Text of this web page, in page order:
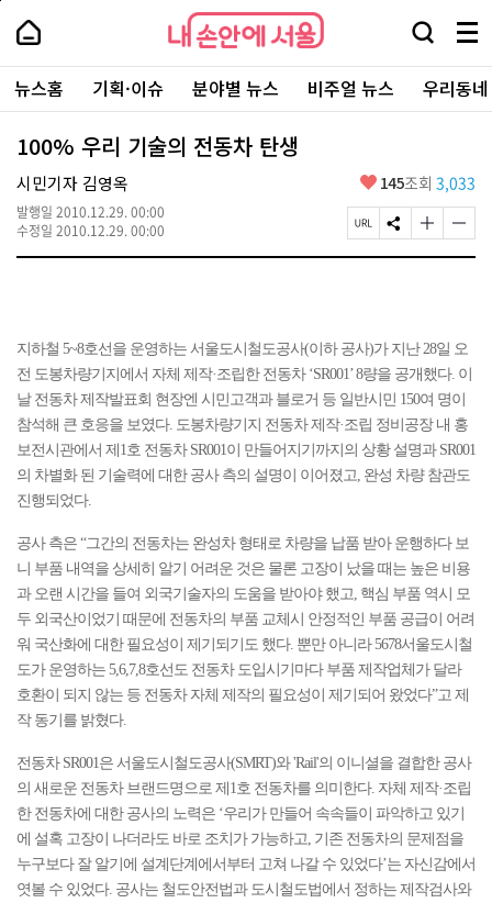
본
로
가
내
손
안
에
서
울
-
서
울
시
대
표
소
내
손
에
울
검
창
열
기
메
뉴
전
체
보
주
요
서
뉴스홈 기획·이슈 분야별 뉴스 비주얼 뉴스 우리동
100% 우리 기술의 전동차 탄생
시민기자 김영옥
발행일 2010.12.29. 00:00
수정일 2010.12.29. 00:00
좋
요
145조회 3,033
페
이
복
사
S
N
기
글
자
변
경
하
기
글
자
변
경
하
기
지하철 5~8호선을 운영하는 서울도시철도공사(이하 공사)가 지난 28일 오
전 도봉차량기지에서 자체 제작·조립한 전동차 ‘SR001’ 8량을 공개했다. 이
날 전동차 제작발표회 현장엔 시민고객과 블로거 등 일반시민 150여 명이
참석해 큰 호응을 보였다. 도봉차량기지 전동차 제작·조립 정비공장 내 홍
보전시관에서 제1호 전동차 SR001이 만들어지기까지의 상황 설명과 SR001
의 차별화 된 기술력에 대한 공사 측의 설명이 이어졌고, 완성 차량 참관도
진행되었다.
공사 측은 “그간의 전동차는 완성차 형태로 차량을 납품 받아 운행하다 보
니 부품 내역을 상세히 알기 어려운 것은 물론 고장이 났을 때는 높은 비용
과 오랜 시간을 들여 외국기술자의 도움을 받아야 했고, 핵심 부품 역시 모
두 외국산이었기 때문에 전동차의 부품 교체시 안정적인 부품 공급이 어려
워 국산화에 대한 필요성이 제기되기도 했다. 뿐만 아니라 5678서울도시철
도가 운영하는 5,6,7,8호선도 전동차 도입시기마다 부품 제작업체가 달라
호환이 되지 않는 등 전동차 자체 제작의 필요성이 제기되어 왔었다”고 제
작 동기를 밝혔다.
전동차 SR001은 서울도시철도공사(SMRT)와 'Rail'의 이니셜을 결합한 공사
의 새로운 전동차 브랜드명으로 제1호 전동차를 의미한다. 자체 제작·조립
한 전동차에 대한 공사의 노력은 ‘우리가 만들어 속속들이 파악하고 있기
에 설혹 고장이 나더라도 바로 조치가 가능하고, 기존 전동차의 문제점을
누구보다 잘 알기에 설계단계에서부터 고쳐 나갈 수 있었다’는 자신감에서
엿볼 수 있었다. 공사는 철도안전법과 도시철도법에서 정하는 제작검사와
페
상
단
로